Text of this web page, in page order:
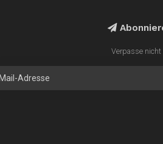
Verpasse nicht